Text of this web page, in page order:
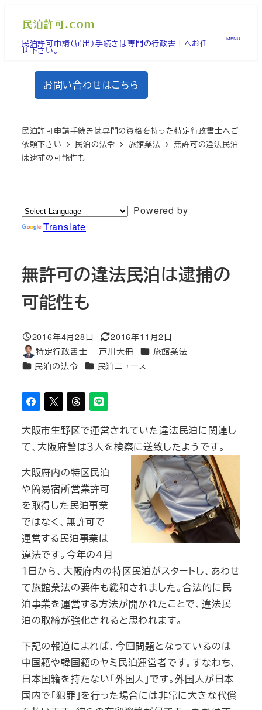
民泊許可申請（届出）手続きは専門の行政書士へお任
せ下さい。
MENU
お問い合わせはこちら
民泊許可申請手続きは専門の資格を持った特定行政書士へご
依頼下さい
民泊の法令 旅館業法
無許可の違法民泊
は逮捕の可能性も
Powered by
Translate
無許可の違法民泊は逮捕の
可能性も
投稿日
2016年4月28日
更新日
2016年11月2日
著
者
特定行政書士 戸川大冊 カテゴリー
旅館業法
カテゴリー
民泊の法令 カテゴリー
民泊ニュース
大阪市生野区で運営されていた違法民泊に関連し
て、大阪府警は３人を検察に送致したようです。
大阪府内の特区民泊
や簡易宿所営業許可
を取得した民泊事業
ではなく、無許可で
運営する民泊事業は
違法です。今年の４月
１日から、大阪府内の特区民泊がスタートし、あわせ
て旅館業法の要件も緩和されました。合法的に民
泊事業を運営する方法が開かれたことで、違法民
泊の取締が強化されると思われます。
下記の報道によれば、今回問題となっているのは
中国籍や韓国籍のヤミ民泊運営者です。すなわち、
日本国籍を持たない「外国人」です。外国人が日本
国内で「犯罪」を行った場合には非常に大きな代償